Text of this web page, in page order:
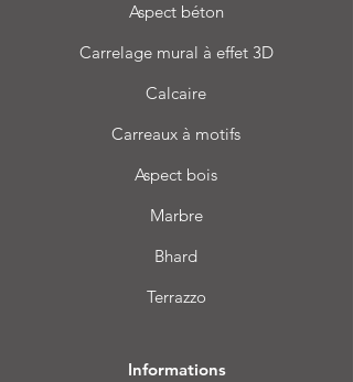
Aspect béton
Carrelage mural à effet 3D
Calcaire
Carreaux à motifs
Aspect bois
Marbre
Bhard
Terrazzo
Informations